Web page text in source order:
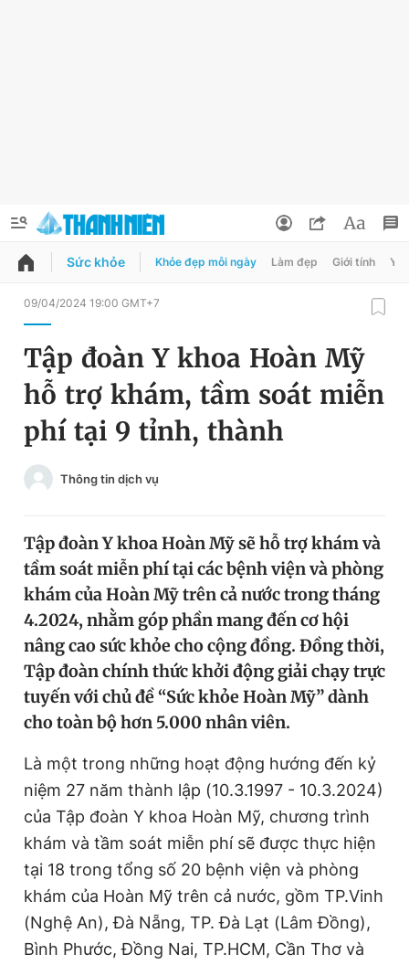
QUẢNG CÁO ĐẶT BÁO
Chuyên mục
Chuyên mục khác
Chào ngày mới
Video Magazine
Sản phẩm khác
Tiện ích Bạn cần biết
Đọc Thanh Niên trên điện thoại
Đổi mật khẩu
Tin đã lưu
Tin đã xem
Sức khỏe Khỏe đẹp mỗi ngày Làm đẹp Giới tính Y
09/04/2024 19:00 GMT+7
Tập đoàn Y khoa Hoàn Mỹ
hỗ trợ khám, tầm soát miễn
phí tại 9 tỉnh, thành
Thông tin dịch vụ
Tập đoàn Y khoa Hoàn Mỹ sẽ hỗ trợ khám và
tầm soát miễn phí tại các bệnh viện và phòng
khám của Hoàn Mỹ trên cả nước trong tháng
4.2024, nhằm góp phần mang đến cơ hội
nâng cao sức khỏe cho cộng đồng. Đồng thời,
Tập đoàn chính thức khởi động giải chạy trực
tuyến với chủ đề “Sức khỏe Hoàn Mỹ” dành
cho toàn bộ hơn 5.000 nhân viên.
Là một trong những hoạt động hướng đến kỷ
niệm 27 năm thành lập (10.3.1997 - 10.3.2024)
của Tập đoàn Y khoa Hoàn Mỹ, chương trình
khám và tầm soát miễn phí sẽ được thực hiện
tại 18 trong tổng số 20 bệnh viện và phòng
khám của Hoàn Mỹ trên cả nước, gồm TP.Vinh
(Nghệ An), Đà Nẵng, TP. Đà Lạt (Lâm Đồng),
Bình Phước, Đồng Nai, TP.HCM, Cần Thơ và